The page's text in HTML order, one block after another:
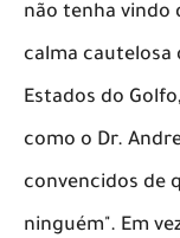
não tenha vindo
calma cautelosa
Estados do
como o Dr.
convencidos de
ninguém". Em